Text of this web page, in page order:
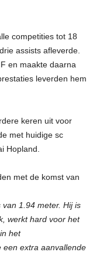
competities tot 18
assists afleverde.
en maakte daarna
leverden hem
keren uit voor
met huidige sc
Hopland.
met de komst van
van 1.94 meter. Hij is
werkt hard voor het
het
een extra aanvallende